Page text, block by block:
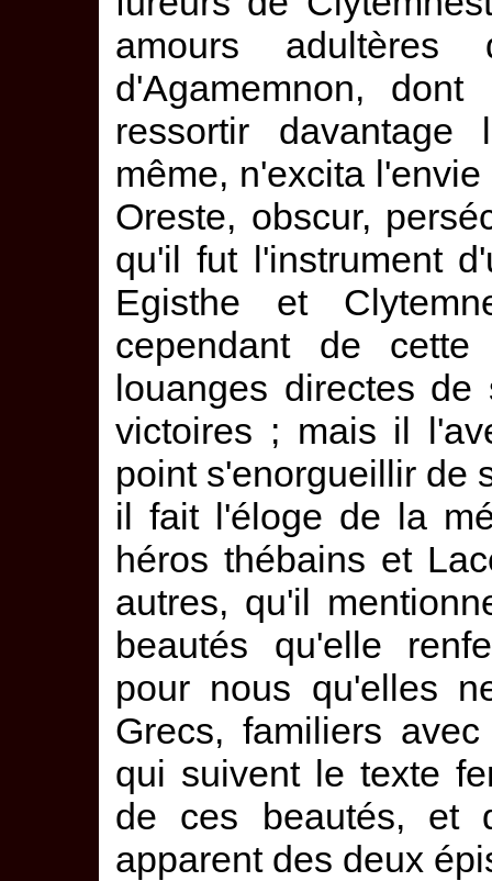
amours
d'Agamemnon,
ressortir davantage
même, n'excita
Oreste, obscur,
qu'il fut l'instrument
Egisthe et
cependant de
louanges directes
victoires ; mais il
point s'enorgueillir de
il fait l'éloge de la
héros thébains et
autres, qu'il
beautés qu'elle
pour nous qu'elles
Grecs, familiers
qui suivent le texte
de ces beautés, et
apparent des deux